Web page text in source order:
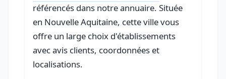
référencés dans notre annuaire. Située
en Nouvelle Aquitaine, cette ville vous
offre un large choix d'établissements
avec avis clients, coordonnées et
localisations.